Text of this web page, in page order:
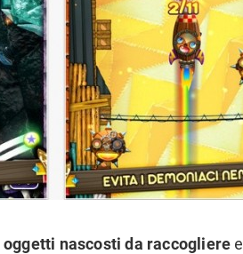
oggetti nascosti da raccogliere